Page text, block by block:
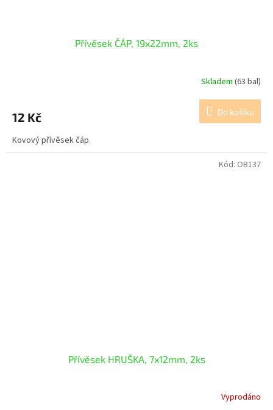
Přívěsek ČÁP, 19x22mm, 2ks
Skladem (63 bal)
12 Kč Do košíku
Kovový přívěsek čáp.
Přívěsek HRUŠKA, 7x12mm, 2ks
Vyprodáno
Kód: OB137